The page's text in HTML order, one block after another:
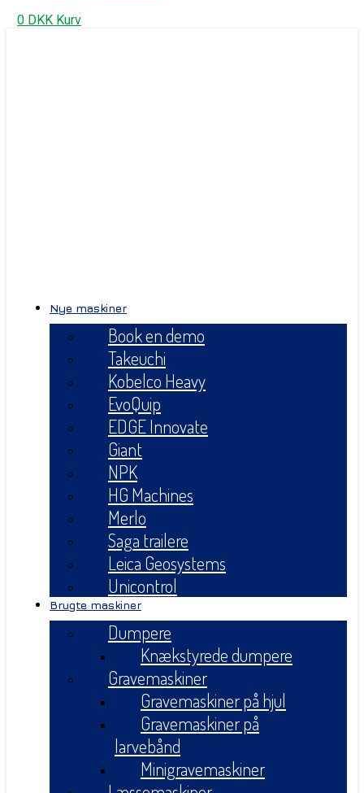
0 DKK Kurv
Nye maskiner
Book en demo
Takeuchi
Kobelco Heavy
EvoQuip
EDGE Innovate
Giant
NPK
HG Machines
Merlo
Saga trailere
Leica Geosystems
Unicontrol
Brugte maskiner
Dumpere
Knækstyrede dumpere
Gravemaskiner
Gravemaskiner på hjul
Gravemaskiner på
larvebånd
Minigravemaskiner